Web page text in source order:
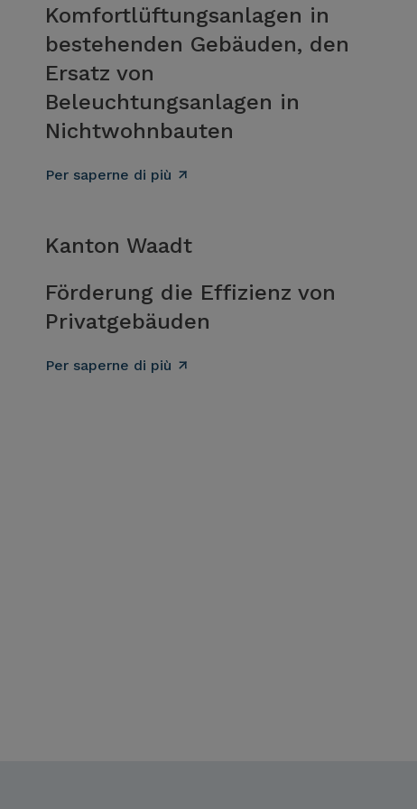
Komfortlüftungsanlagen in
bestehenden Gebäuden, den
Ersatz von
Beleuchtungsanlagen in
Nichtwohnbauten
Per saperne di più
Kanton Waadt
Förderung die Effizienz von
Privatgebäuden
Per saperne di più